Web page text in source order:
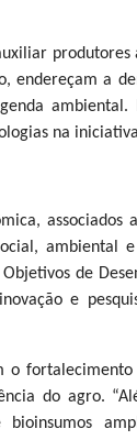
endereçam a
na
associados
ambiental
de
e
do agro.